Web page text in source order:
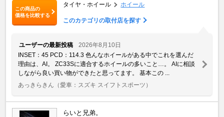
この商品の
価格を比較する
タイヤ・ホイール ホイール
このカテゴリの取付店を探す
ユーザーの最新投稿
2026年8月10日
INSET：45 PCD：114.3 色んなホイールがある中でこれを選んだ
理由は、AI。 ZC33Sに適合するホイールの多いこと…。 AIに相談
しながら良い買い物ができたと思ってます。 基本この ...
あっきらきん （愛車：スズキ スイフトスポーツ）
らいと兄弟。